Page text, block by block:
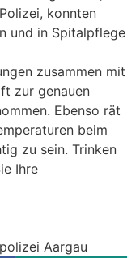
konnten
und in Spitalpflege
zusammen mit
zur genauen
Ebenso rät
beim
zu sein. Trinken
Ihre
Aargau